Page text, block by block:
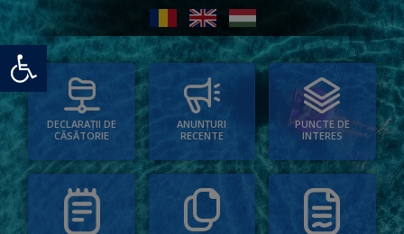
Deschide bara de unelte
DECLARAȚII DE
CĂSĂTORIE
ANUNȚURI
RECENTE
PUNCTE DE
INTERES